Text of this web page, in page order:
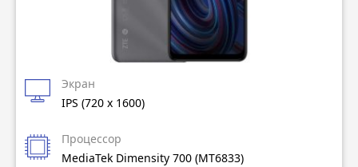
Экран
IPS (720 x 1600)
Процессор
MediaTek Dimensity 700 (MT6833)